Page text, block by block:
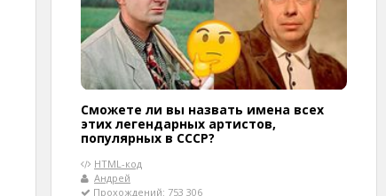
Сможете ли вы назвать имена всех
этих легендарных артистов,
популярных в СССР?
HTML-код
Андрей
Прохождений: 753 306